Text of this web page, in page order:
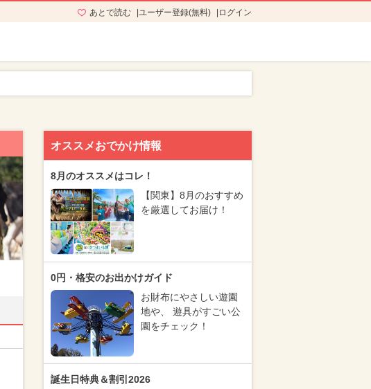
あとで読む ユーザー登録(無料) ログイン
オススメおでかけ情報
8月のオススメはコレ！
【関東】8月のおすすめ
を厳選してお届け！
0円・格安のお出かけガイド
お財布にやさしい遊園
地や、 遊具がすごい公
園をチェック！
誕生日特典＆割引2026